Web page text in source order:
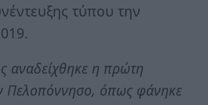
τύπου την
αναδείχθηκε η πρώτη
Πελοπόννησο, όπως φάνηκε